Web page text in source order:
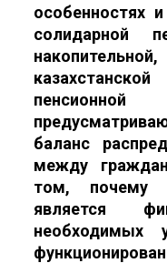
особенностях
солидарной
баланс
между
том, почему
является
необходимых